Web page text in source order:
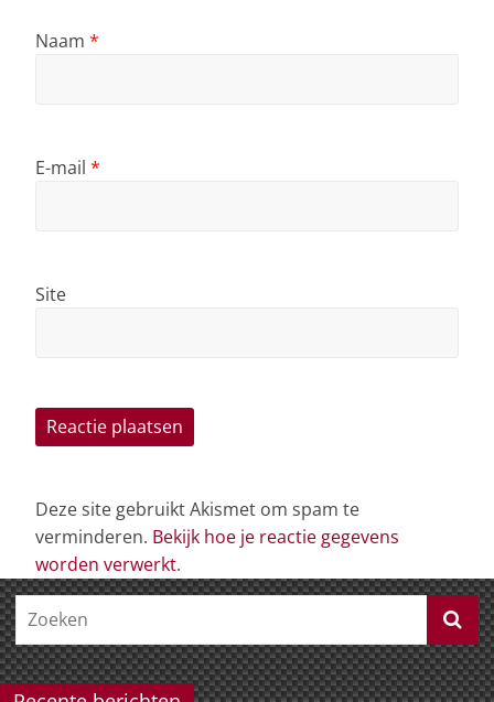
Naam *
E-mail *
Site
Deze site gebruikt Akismet om spam te
verminderen. Bekijk hoe je reactie gegevens
worden verwerkt.